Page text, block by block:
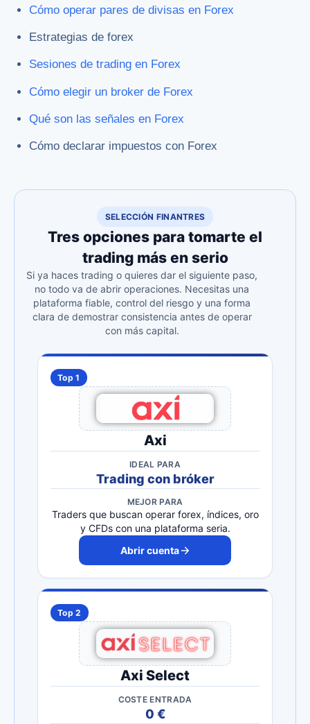
Cómo operar pares de divisas en Forex
Estrategias de forex
Sesiones de trading en Forex
Cómo elegir un broker de Forex
Qué son las señales en Forex
Cómo declarar impuestos con Forex
SELECCIÓN FINANTRES
Tres opciones para tomarte el
trading más en serio
Si ya haces trading o quieres dar el siguiente paso,
no todo va de abrir operaciones. Necesitas una
plataforma fiable, control del riesgo y una forma
clara de demostrar consistencia antes de operar
con más capital.
Top 1
Axi
IDEAL PARA
Trading con bróker
MEJOR PARA
Traders que buscan operar forex, índices, oro
y CFDs con una plataforma seria.
Abrir cuenta
Top 2
Axi Select
COSTE ENTRADA
0 €